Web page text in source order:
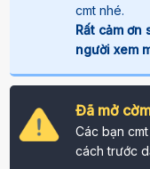
cmt nhé.
Rất cảm ơn
người xem
Đã mở
Các bạn
cách trước